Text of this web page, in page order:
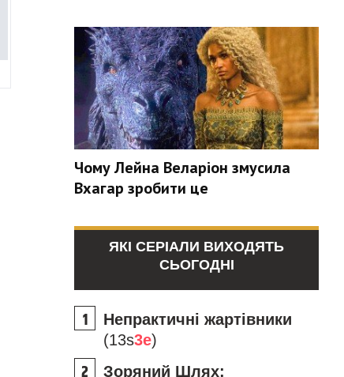
Чому Лейна Веларіон змусила
Вхагар зробити це
ЯКІ СЕРІАЛИ ВИХОДЯТЬ
СЬОГОДНІ
Непрактичні жартівники
(13s3e)
Зоряний Шлях: